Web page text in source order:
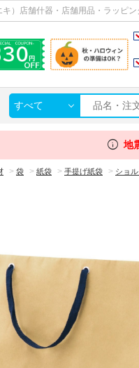
）店舗什器・店舗用品・ラッピ
すべて
info 地
> 袋 > 紙袋 > 手提げ紙袋 > ショ